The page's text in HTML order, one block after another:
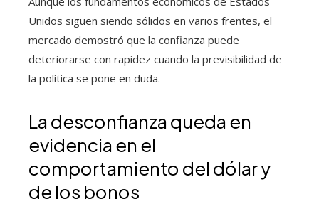
Unidos siguen siendo sólidos en varios frentes, el
mercado demostró que la confianza puede
deteriorarse con rapidez cuando la previsibilidad de
la política se pone en duda.
La desconfianza queda en
evidencia en el
comportamiento del dólar y
de los bonos